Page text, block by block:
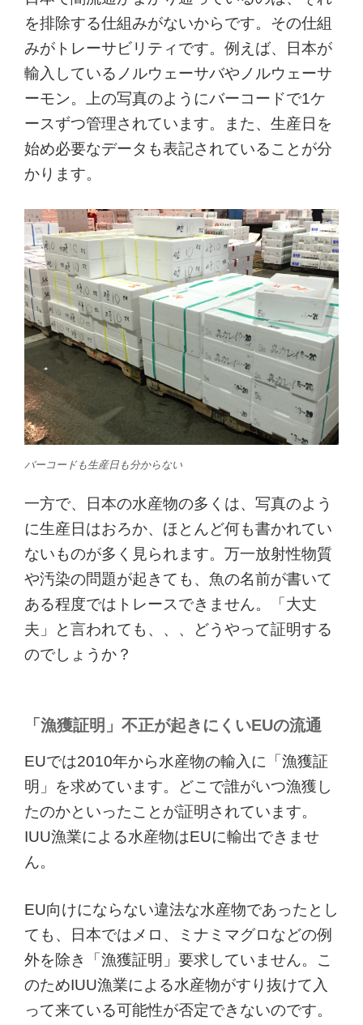
を排除する仕組みがないからです。その仕組
みがトレーサビリティです。例えば、日本が
輸入しているノルウェーサバやノルウェーサ
ーモン。上の写真のようにバーコードで1ケ
ースずつ管理されています。また、生産日を
始め必要なデータも表記されていることが分
かります。
バーコードも生産日も分からない
一方で、日本の水産物の多くは、写真のよう
に生産日はおろか、ほとんど何も書かれてい
ないものが多く見られます。万一放射性物質
や汚染の問題が起きても、魚の名前が書いて
ある程度ではトレースできません。「大丈
夫」と言われても、、、どうやって証明する
のでしょうか？
「漁獲証明」不正が起きにくいEUの流通
EUでは2010年から水産物の輸入に「漁獲証
明」を求めています。どこで誰がいつ漁獲し
たのかといったことが証明されています。
IUU漁業による水産物はEUに輸出できませ
ん。
EU向けにならない違法な水産物であったとし
ても、日本ではメロ、ミナミマグロなどの例
外を除き「漁獲証明」要求していません。こ
のためIUU漁業による水産物がすり抜けて入
って来ている可能性が否定できないのです。